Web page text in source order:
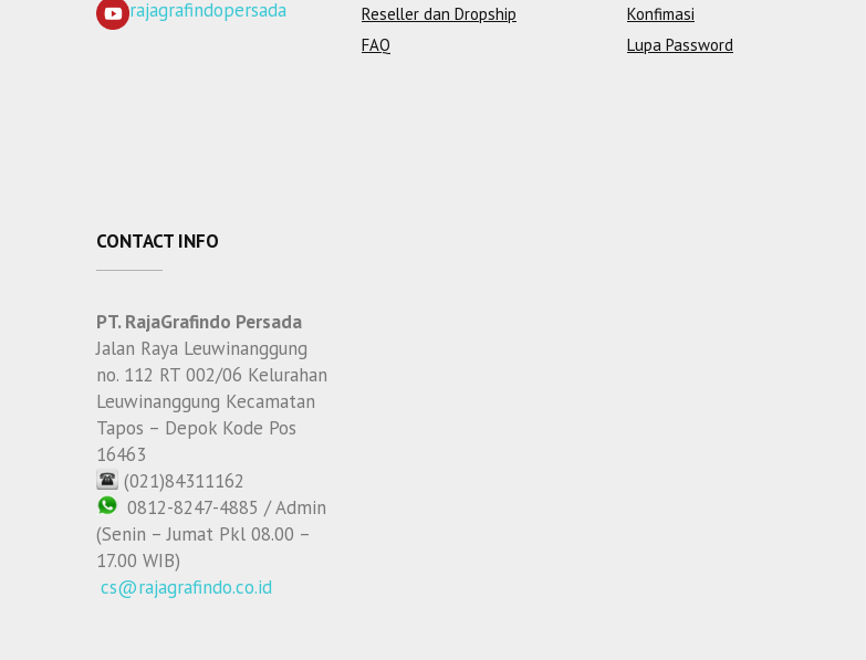
rajagrafindopersada
Reseller dan Dropship
FAQ
Konfimasi
Lupa Password
CONTACT INFO
PT. RajaGrafindo Persada
Jalan Raya Leuwinanggung
no. 112 RT 002/06 Kelurahan
Leuwinanggung Kecamatan
Tapos – Depok Kode Pos
16463
(021)84311162
0812-8247-4885 / Admin
(Senin – Jumat Pkl 08.00 –
17.00 WIB)
cs@rajagrafindo.co.id